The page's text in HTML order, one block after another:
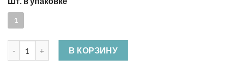
1
Количество Шпатель Фасадный
В КОРЗИНУ